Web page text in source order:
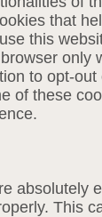
that
this
only
to opt-
of these
absolutely
This